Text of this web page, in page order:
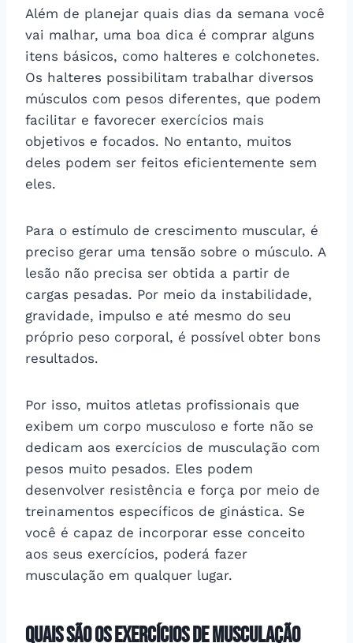
Além de planejar quais dias da semana você
vai malhar, uma boa dica é comprar alguns
itens básicos, como halteres e colchonetes.
Os halteres possibilitam trabalhar diversos
músculos com pesos diferentes, que podem
facilitar e favorecer exercícios mais
objetivos e focados. No entanto, muitos
deles podem ser feitos eficientemente sem
eles.
Para o estímulo de crescimento muscular, é
preciso gerar uma tensão sobre o músculo. A
lesão não precisa ser obtida a partir de
cargas pesadas. Por meio da instabilidade,
gravidade, impulso e até mesmo do seu
próprio peso corporal, é possível obter bons
resultados.
Por isso, muitos atletas profissionais que
exibem um corpo musculoso e forte não se
dedicam aos exercícios de musculação com
pesos muito pesados. Eles podem
desenvolver resistência e força por meio de
treinamentos específicos de ginástica. Se
você é capaz de incorporar esse conceito
aos seus exercícios, poderá fazer
musculação em qualquer lugar.
Quais são os exercícios de musculação